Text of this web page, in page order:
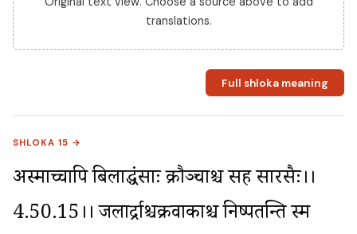
translations.
Full shloka meaning
SHLOKA 15 →
अस्माच्चापि बिलाद्धंसाः क्रौञ्चाश्च सह सारसैः।।
4.50.15।। जलार्द्राश्चक्रवाकाश्च निष्पतन्ति स्म